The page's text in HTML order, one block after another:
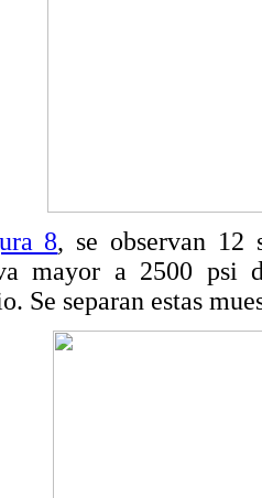
8, se observan 12
mayor a 2500 psi
Se separan estas